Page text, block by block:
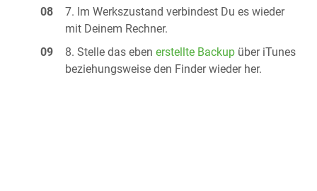
Im Werkszustand verbindest Du es wieder
mit Deinem Rechner.
Stelle das ebenerstellte Backup über iTunes
beziehungsweise den Finder wieder her.